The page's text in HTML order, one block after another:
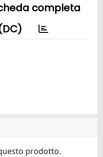
completa
prodotto.